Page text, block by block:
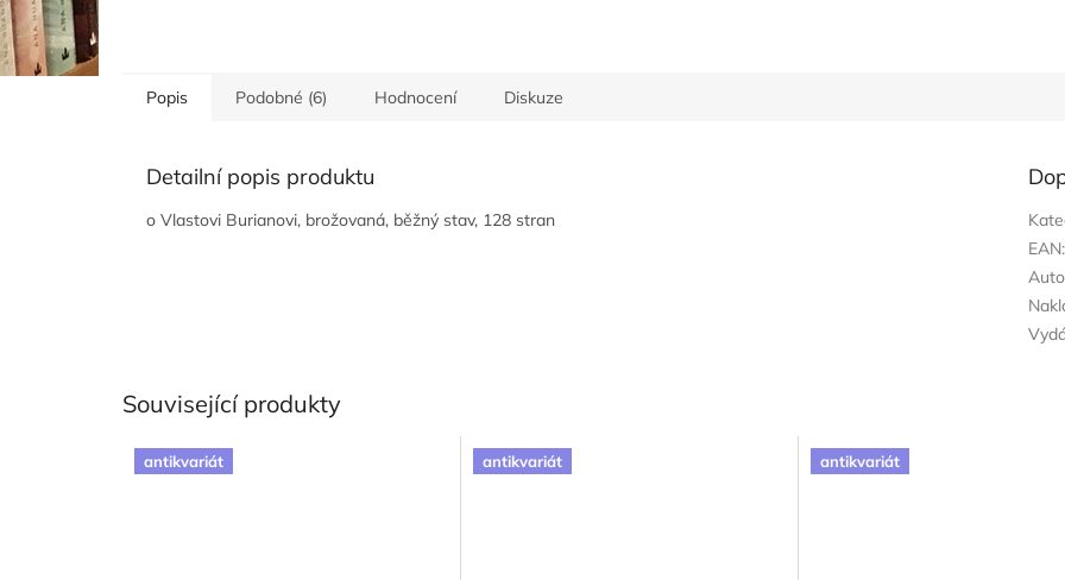
Popis Podobné (6) Hodnocení Diskuze
Detailní popis produktu
o Vlastovi Burianovi, brožovaná, běžný stav, 128 stran
EAN:
Související produkty
antikvariát antikvariát antikvariát